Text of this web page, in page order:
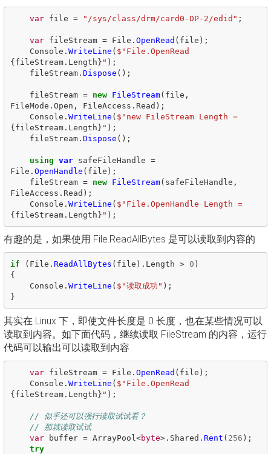
var file = "/sys/class/drm/card0-DP-2/edid" ;
var fileStream = File . OpenRead ( file );
Console . WriteLine (
{fileStream. Length} " );
fileStream. Dispose ();
fileStream = new FileStream( file ,
FileMode . Open , FileAccess . Read );
Console . WriteLine (
$"new FileStream Length =
{fileStream. Length} " );
fileStream. Dispose ();
using var safeFileHandle =
File . OpenHandle ( file );
fileStream = new FileStream( safeFileHandle ,
FileAccess . Read );
Console . WriteLine (
$"File.OpenHandle Length =
{fileStream. Length} " );
有趣的是，如果使用 File.ReadAllBytes 是可以读取到内容的
if ( File . ReadAllBytes ( file ). Length > 0 )
{
Console . WriteLine ( $"读取成功" );
}
其实在 Linux 下，即使文件长度是 0 长度，也在某些情况可以
读取到内容。如下面代码，继续读取 FileStream 的内容，运行
代码可以输出可以读取到内容
var fileStream = File . OpenRead ( file );
Console . WriteLine (
{fileStream. Length} " );
// 似乎还可以强行读取试试看？
// 那就读取试试
var
buffer = ArrayPool <byte>. Shared . Rent ( 256 );
try